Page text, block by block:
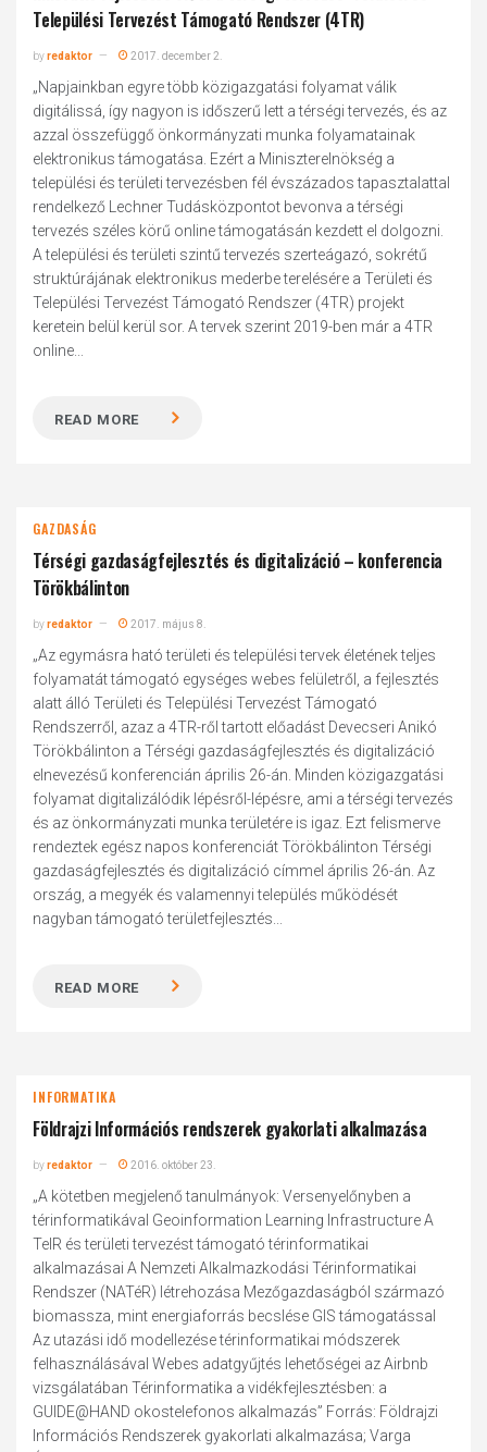
Települési Tervezést Támogató Rendszer (4TR)
byredaktor 2017. december 2.
„Napjainkban egyre több közigazgatási folyamat válik
digitálissá, így nagyon is időszerű lett a térségi tervezés, és az
azzal összefüggő önkormányzati munka folyamatainak
elektronikus támogatása. Ezért a Miniszterelnökség a
települési és területi tervezésben fél évszázados tapasztalattal
rendelkező Lechner Tudásközpontot bevonva a térségi
tervezés széles körű online támogatásán kezdett el dolgozni.
A települési és területi szintű tervezés szerteágazó, sokrétű
struktúrájának elektronikus mederbe terelésére a Területi és
Települési Tervezést Támogató Rendszer (4TR) projekt
keretein belül kerül sor. A tervek szerint 2019-ben már a 4TR
online...
READ MORE
GAZDASÁG
Térségi gazdaságfejlesztés és digitalizáció – konferencia
Törökbálinton
byredaktor 2017. május 8.
„Az egymásra ható területi és települési tervek életének teljes
folyamatát támogató egységes webes felületről, a fejlesztés
alatt álló Területi és Települési Tervezést Támogató
Rendszerről, azaz a 4TR-ről tartott előadást Devecseri Anikó
Törökbálinton a Térségi gazdaságfejlesztés és digitalizáció
elnevezésű konferencián április 26-án. Minden közigazgatási
folyamat digitalizálódik lépésről-lépésre, ami a térségi tervezés
és az önkormányzati munka területére is igaz. Ezt felismerve
rendeztek egész napos konferenciát Törökbálinton Térségi
gazdaságfejlesztés és digitalizáció címmel április 26-án. Az
ország, a megyék és valamennyi település működését
nagyban támogató területfejlesztés...
READ MORE
INFORMATIKA
Földrajzi Információs rendszerek gyakorlati alkalmazása
byredaktor 2016. október 23.
„A kötetben megjelenő tanulmányok: Versenyelőnyben a
térinformatikával Geoinformation Learning Infrastructure A
TeIR és területi tervezést támogató térinformatikai
alkalmazásai A Nemzeti Alkalmazkodási Térinformatikai
Rendszer (NATéR) létrehozása Mezőgazdaságból származó
biomassza, mint energiaforrás becslése GIS támogatással
Az utazási idő modellezése térinformatikai módszerek
felhasználásával Webes adatgyűjtés lehetőségei az Airbnb
vizsgálatában Térinformatika a vidékfejlesztésben: a
GUIDE@HAND okostelefonos alkalmazás” Forrás: Földrajzi
Információs Rendszerek gyakorlati alkalmazása; Varga